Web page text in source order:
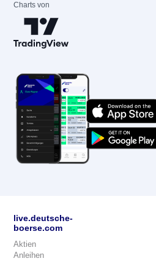
Charts von
live.deutsche-
boerse.com
Aktien
Anleihen